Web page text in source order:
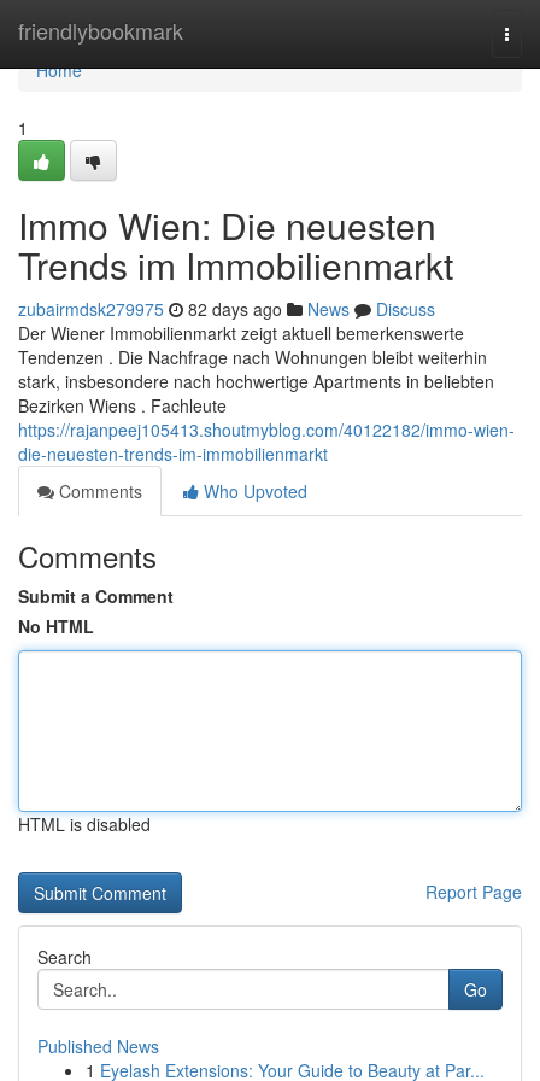
friendlybookmark
Home
Home
1
Immo Wien: Die neuesten
Trends im Immobilienmarkt
zubairmdsk279975 82 days ago News
Discuss
Der Wiener Immobilienmarkt zeigt aktuell bemerkenswerte
Tendenzen . Die Nachfrage nach Wohnungen bleibt weiterhin
stark, insbesondere nach hochwertige Apartments in beliebten
Bezirken Wiens . Fachleute
https://rajanpeej105413.shoutmyblog.com/40122182/immo-wien-
die-neuesten-trends-im-immobilienmarkt
Comments
Who Upvoted
Comments
Submit a Comment
No HTML
HTML is disabled
Report Page
Search
Go
Published News
1 Eyelash Extensions: Your Guide to Beauty at Par...